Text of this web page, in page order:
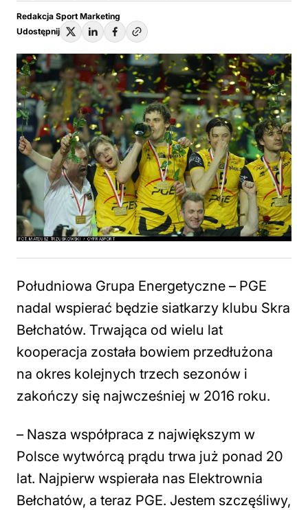
Redakcja Sport Marketing
Udostępnij
Południowa Grupa Energetyczne – PGE
nadal wspierać będzie siatkarzy klubu Skra
Bełchatów. Trwająca od wielu lat
kooperacja została bowiem przedłużona
na okres kolejnych trzech sezonów i
zakończy się najwcześniej w 2016 roku.
– Nasza współpraca z największym w
Polsce wytwórcą prądu trwa już ponad 20
lat. Najpierw wspierała nas Elektrownia
Bełchatów, a teraz PGE. Jestem szczęśliwy,